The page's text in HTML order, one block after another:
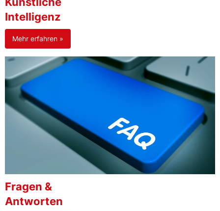
Intelligenz
Mehr erfahren »
Fragen &
Antworten